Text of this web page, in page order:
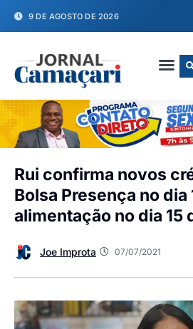
9 DE AGOSTO DE 2026
Rui confirma novos
Bolsa Presença no dia
alimentação no dia 15
Joe Improta 07/07/2021